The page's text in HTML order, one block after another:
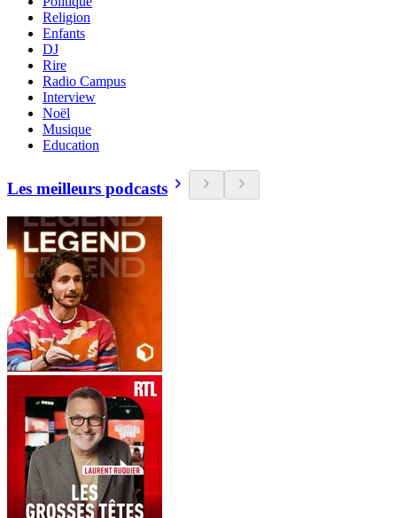
Religion
Enfants
DJ
Rire
Radio Campus
Interview
Noël
Musique
Education
Les meilleurs podcasts